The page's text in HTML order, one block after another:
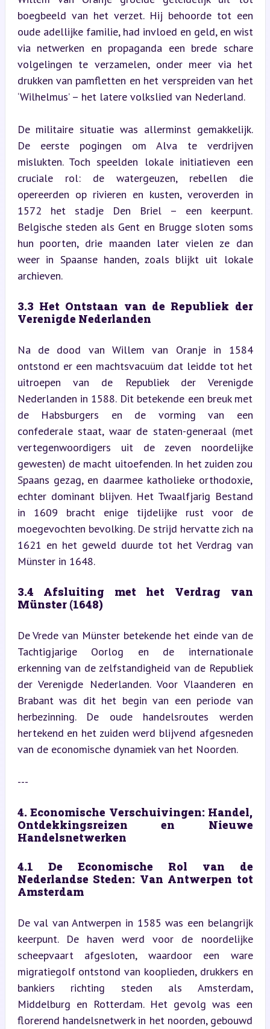
boegbeeld van het verzet. Hij behoorde tot een
oude adellijke familie, had invloed en geld, en wist
via netwerken en propaganda een brede schare
volgelingen te verzamelen, onder meer via het
drukken van pamfletten en het verspreiden van het
‘Wilhelmus’ – het latere volkslied van Nederland.
De militaire situatie was allerminst gemakkelijk.
De eerste pogingen om Alva te verdrijven
mislukten. Toch speelden lokale initiatieven een
cruciale rol: de watergeuzen, rebellen die
opereerden op rivieren en kusten, veroverden in
1572 het stadje Den Briel – een keerpunt.
Belgische steden als Gent en Brugge sloten soms
hun poorten, drie maanden later vielen ze dan
weer in Spaanse handen, zoals blijkt uit lokale
archieven.
3.3 Het Ontstaan van de Republiek der
Verenigde Nederlanden
Na de dood van Willem van Oranje in 1584
ontstond er een machtsvacuüm dat leidde tot het
uitroepen van de Republiek der Verenigde
Nederlanden in 1588. Dit betekende een breuk met
de Habsburgers en de vorming van een
confederale staat, waar de staten-generaal (met
vertegenwoordigers uit de zeven noordelijke
gewesten) de macht uitoefenden. In het zuiden zou
Spaans gezag, en daarmee katholieke orthodoxie,
echter dominant blijven. Het Twaalfjarig Bestand
in 1609 bracht enige tijdelijke rust voor de
moegevochten bevolking. De strijd hervatte zich na
1621 en het geweld duurde tot het Verdrag van
Münster in 1648.
3.4 Afsluiting met het Verdrag van
Münster (1648)
De Vrede van Münster betekende het einde van de
Tachtigjarige Oorlog en de internationale
erkenning van de zelfstandigheid van de Republiek
der Verenigde Nederlanden. Voor Vlaanderen en
Brabant was dit het begin van een periode van
herbezinning. De oude handelsroutes werden
hertekend en het zuiden werd blijvend afgesneden
van de economische dynamiek van het Noorden.
---
4. Economische Verschuivingen: Handel,
Ontdekkingsreizen en Nieuwe
Handelsnetwerken
4.1 De Economische Rol van de
Nederlandse Steden: Van Antwerpen tot
Amsterdam
De val van Antwerpen in 1585 was een belangrijk
keerpunt. De haven werd voor de noordelijke
scheepvaart afgesloten, waardoor een ware
migratiegolf ontstond van kooplieden, drukkers en
bankiers richting steden als Amsterdam,
Middelburg en Rotterdam. Het gevolg was een
florerend handelsnetwerk in het noorden, gebouwd